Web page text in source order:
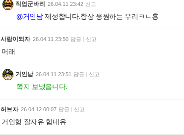
직업군바리 26.04.11 23:42 신고
@거인남제성합니다.항상 응원하는 우리ㅋㄴ횽
사람이되자 26.04.11 23:50 답글 신고
머래
거인남 26.04.11 23:51 답글 신고
쪽지 보냈읍니다.
허브차 26.04.12 00:07 답글 신고
거인형 잘자유 힘내유